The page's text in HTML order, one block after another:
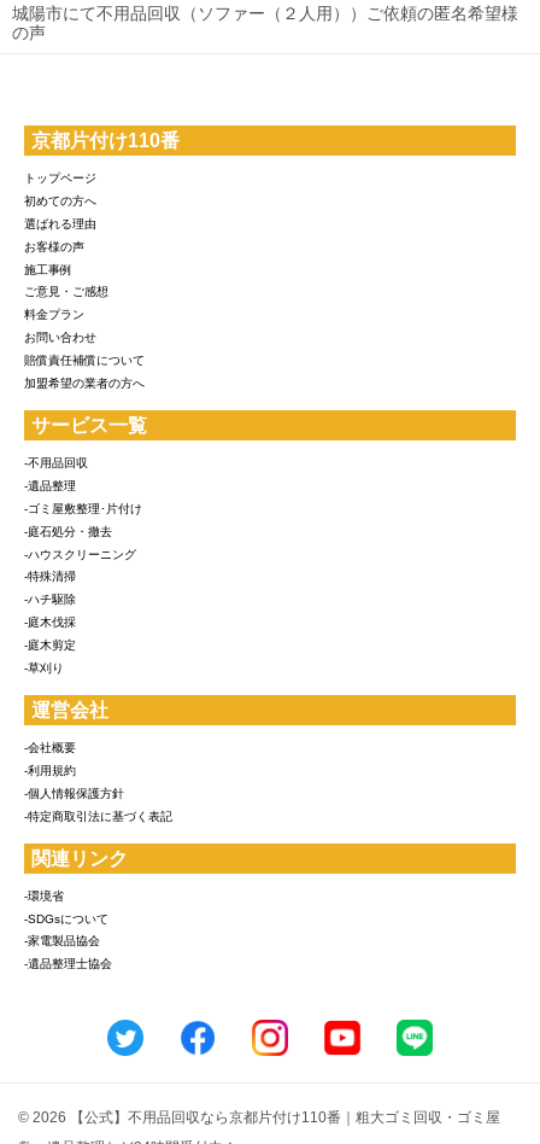
城陽市にて不用品回収（ソファー（２人用））ご依頼の匿名希望様
の声
京都片付け110番
トップページ
初めての方へ
選ばれる理由
お客様の声
施工事例
ご意見・ご感想
料金プラン
お問い合わせ
賠償責任補償について
加盟希望の業者の方へ
サービス一覧
-不用品回収
-遺品整理
-ゴミ屋敷整理･片付け
-庭石処分・撤去
-ハウスクリーニング
-特殊清掃
-ハチ駆除
-庭木伐採
-庭木剪定
-草刈り
運営会社
-会社概要
-利用規約
-個人情報保護方針
-特定商取引法に基づく表記
関連リンク
-環境省
-SDGsについて
-家電製品協会
-遺品整理士協会
© 2026 【公式】不用品回収なら京都片付け110番｜粗大ゴミ回収・ゴミ屋